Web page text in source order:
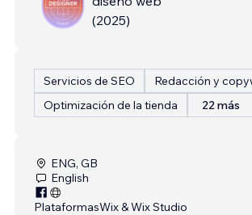
(2025)
Servicios de SEO
Redacción y
Optimización de la tienda
22 más
ENG, GB
English
PlataformasWix & Wix Studio